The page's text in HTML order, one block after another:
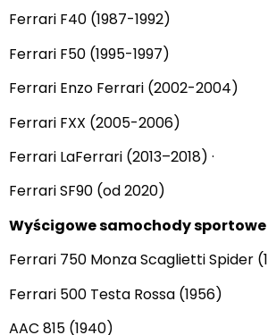
Ferrari F40 (1987-1992)
Ferrari F50 (1995-1997)
Ferrari Enzo Ferrari (2002-2004)
Ferrari FXX (2005-2006)
Ferrari LaFerrari (2013–2018) ·
Ferrari SF90 (od 2020)
Wyścigowe samochody sportowe
Ferrari 750 Monza Scaglietti Spider
Ferrari 500 Testa Rossa (1956)
AAC 815 (1940)